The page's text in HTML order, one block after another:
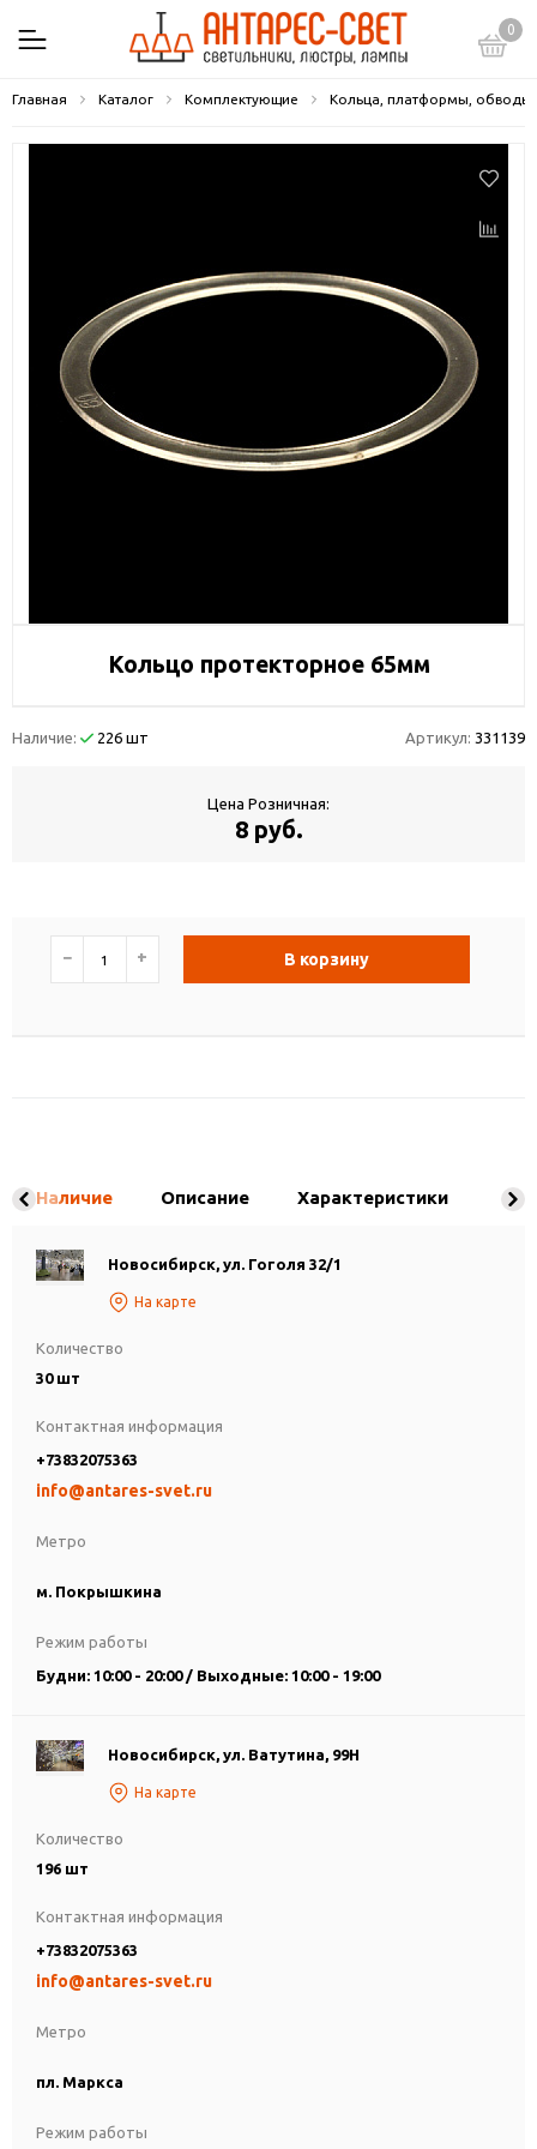
0
Главная Каталог Комплектующие Кольца, платформы, обводы,
Кольцо протекторное 65мм
Наличие: 226 шт Артикул: 331139
Цена Розничная:
8 руб.
− + В корзину
Наличие Описание Характеристики
Новосибирск, ул. Гоголя 32/1
На карте
Количество
30 шт
Метро
м. Покрышкина
Контактная информация
+73832075363
info@antares-svet.ru
Режим работы
Будни: 10:00 - 20:00 / Выходные: 10:00 - 19:00
Новосибирск, ул. Ватутина, 99Н
На карте
Количество
196 шт
Метро
пл. Маркса
Контактная информация
+73832075363
info@antares-svet.ru
Режим работы